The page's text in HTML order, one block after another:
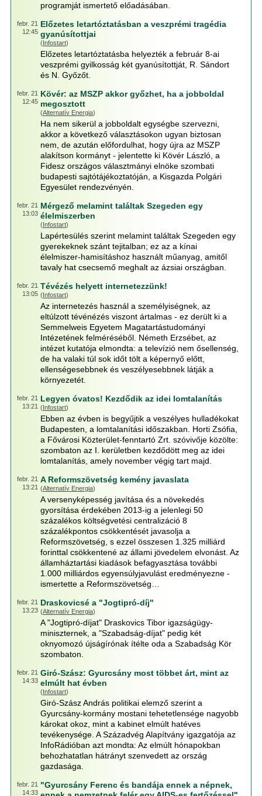
programját ismertető előadásában.
febr. 21
12:45
Előzetes letartóztatásban a veszprémi tragédia
gyanúsítottjai
(Infostart)
Előzetes letartóztatásba helyezték a február 8-ai
veszprémi gyilkosság két gyanúsítottját, R. Sándort
és N. Győzőt.
febr. 21
12:45
Kövér: az MSZP akkor győzhet, ha a jobboldal
megosztott
(Alternatív Energia)
Ha nem sikerül a jobboldalt egységbe szervezni,
akkor a következő választásokon ugyan biztosan
nem, de azután előfordulhat, hogy újra az MSZP
alakítson kormányt - jelentette ki Kövér László, a
Fidesz országos választmányi elnöke szombati
budapesti sajtótájékoztatóján, a Kisgazda Polgári
Egyesület rendezvényén.
febr. 21
13:03
Mérgező melamint találtak Szegeden egy
élelmiszerben
(Infostart)
Lapértesülés szerint melamint találtak Szegeden egy
gyerekeknek szánt tejitalban; ez az a kínai
élelmiszer-hamisításhoz használt műanyag, amitől
tavaly hat csecsemő meghalt az ázsiai országban.
febr. 21
13:05
Tévézés helyett internetezzünk!
(Infostart)
Az internetezés használ a személyiségnek, az
eltúlzott tévénézés viszont ártalmas - ez derült ki a
Semmelweis Egyetem Magatartástudományi
Intézetének felméréséből. Németh Erzsébet, az
intézet kutatója elmondta: a televízió nem ősellenség,
de ha valaki túl sok időt tölt a képernyő előtt,
ellenségesebbnek és veszélyesebbnek látják a
környezetét.
febr. 21
13:21
Legyen óvatos! Kezdődik az idei lomtalanítás
(Infostart)
Ebben az évben is begyűjtik a veszélyes hulladékokat
Budapesten, a lomtalanítási időszakban. Horti Zsófia,
a Fővárosi Közterület-fenntartó Zrt. szóvivője közölte:
szombaton az I. kerületben kezdődött meg az idei
lomtalanítás, amely november végig tart majd.
febr. 21
13:21
A Reformszövetség kemény javaslata
(Alternatív Energia)
A versenyképesség javítása és a növekedés
gyorsítása érdekében 2013-ig a jelenlegi 50
százalékos költségvetési centralizáció 8
százalékpontos csökkentését javasolja a
Reformszövetség, s ezzel összesen 1.325 milliárd
forinttal csökkentené az állami jövedelem elvonást. Az
államháztartási kiadások befagyasztása további
1.000 milliárdos egyensúlyjavulást eredményezne -
ismertette a Reformszövetség…
febr. 21
13:23
Draskovicsé a "Jogtipró-díj"
(Alternatív Energia)
A "Jogtipró-díjat" Draskovics Tibor igazságügy-
miniszternek, a "Szabadság-díjat" pedig két
oknyomozó újságírónak ítélte oda a Szabadság Kör
szombaton.
febr. 21
14:33
Giró-Szász: Gyurcsány most többet árt, mint az
elmúlt hat évben
(Infostart)
Giró-Szász András politikai elemző szerint a
Gyurcsány-kormány mostani tehetetlensége nagyobb
károkat okoz, mint a kabinet elmúlt hatéves
tevékenysége. A Századvég Alapítvány igazgatója az
InfoRádióban azt mondta: Az elmúlt hónapokban
behozhatatlan hátrányt szenvedett az ország
gazdasága.
febr. 21
14:33
"Gyurcsány Ferenc és bandája ennek a népnek,